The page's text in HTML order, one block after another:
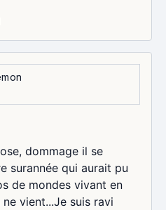
dommage il se
surannée qui aurait pu
de mondes vivant en
vient...Je suis ravi